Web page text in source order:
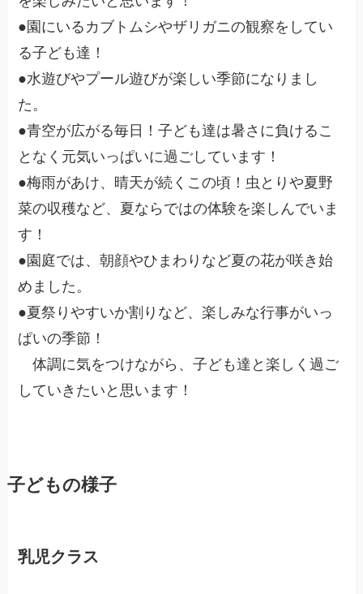
●園にいるカブトムシやザリガニの観察をしてい
る子ども達！
●水遊びやプール遊びが楽しい季節になりまし
た。
●青空が広がる毎日！子ども達は暑さに負けるこ
となく元気いっぱいに過ごしています！
●梅雨があけ、晴天が続くこの頃！虫とりや夏野
菜の収穫など、夏ならではの体験を楽しんでいま
す！
●園庭では、朝顔やひまわりなど夏の花が咲き始
めました。
●夏祭りやすいか割りなど、楽しみな行事がいっ
ぱいの季節！
体調に気をつけながら、子ども達と楽しく過ご
していきたいと思います！
子どもの様子
乳児クラス